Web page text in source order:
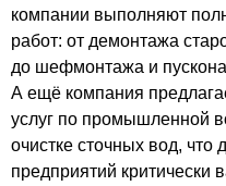
компании выполняют
работ: от демонтажа
до шефмонтажа и
А ещё компания
услуг по промышленной
очистке сточных вод, что
предприятий критически